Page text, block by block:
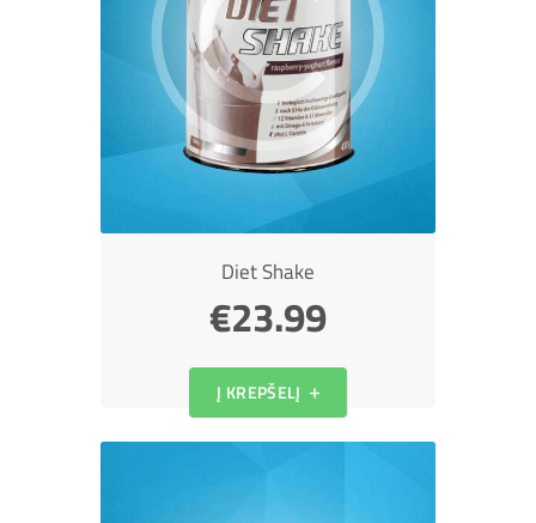
Diet Shake
€23.99
Į KREPŠELĮ